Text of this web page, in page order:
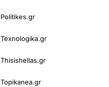
Politikes.gr
Texnologika.gr
Thisishellas.gr
Topikanea.gr